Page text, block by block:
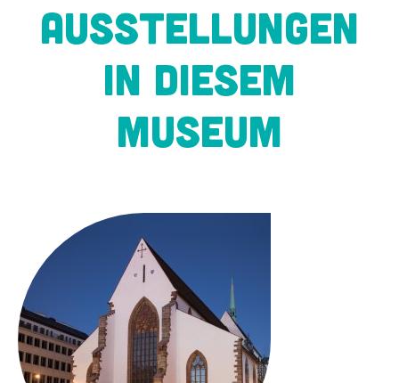
Ausstellungen
in diesem
Museum